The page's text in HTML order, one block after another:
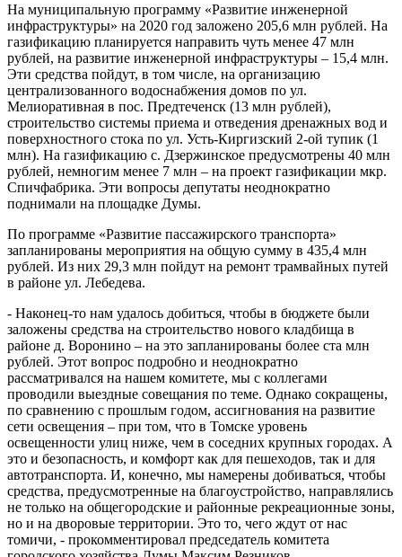
На муниципальную программу «Развитие инженерной
инфраструктуры» на 2020 год заложено 205,6 млн рублей. На
газификацию планируется направить чуть менее 47 млн
рублей, на развитие инженерной инфраструктуры – 15,4 млн.
Эти средства пойдут, в том числе, на организацию
централизованного водоснабжения домов по ул.
Мелиоративная в пос. Предтеченск (13 млн рублей),
строительство системы приема и отведения дренажных вод и
поверхностного стока по ул. Усть-Киргизский 2-ой тупик (1
млн). На газификацию с. Дзержинское предусмотрены 40 млн
рублей, немногим менее 7 млн – на проект газификации мкр.
Спичфабрика. Эти вопросы депутаты неоднократно
поднимали на площадке Думы.
По программе «Развитие пассажирского транспорта»
запланированы мероприятия на общую сумму в 435,4 млн
рублей. Из них 29,3 млн пойдут на ремонт трамвайных путей
в районе ул. Лебедева.
- Наконец-то нам удалось добиться, чтобы в бюджете были
заложены средства на строительство нового кладбища в
районе д. Воронино – на это запланированы более ста млн
рублей. Этот вопрос подробно и неоднократно
рассматривался на нашем комитете, мы с коллегами
проводили выездные совещания по теме. Однако сокращены,
по сравнению с прошлым годом, ассигнования на развитие
сети освещения – при том, что в Томске уровень
освещенности улиц ниже, чем в соседних крупных городах. А
это и безопасность, и комфорт как для пешеходов, так и для
автотранспорта. И, конечно, мы намерены добиваться, чтобы
средства, предусмотренные на благоустройство, направлялись
не только на общегородские и районные рекреационные зоны,
но и на дворовые территории. Это то, чего ждут от нас
томичи, - прокомментировал председатель комитета